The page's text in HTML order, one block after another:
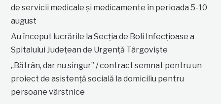
de servicii medicale și medicamente în perioada 5-10
august
Au început lucrările la Secția de Boli Infecțioase a
Spitalului Județean de Urgență Târgoviște
„Bătrân, dar nu singur” / contract semnat pentru un
proiect de asistență socială la domiciliu pentru
persoane vârstnice